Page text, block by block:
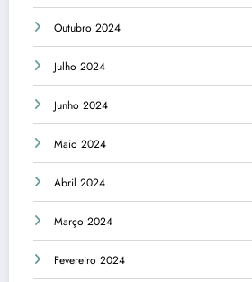
Outubro 2024
Julho 2024
Junho 2024
Maio 2024
Abril 2024
Março 2024
Fevereiro 2024